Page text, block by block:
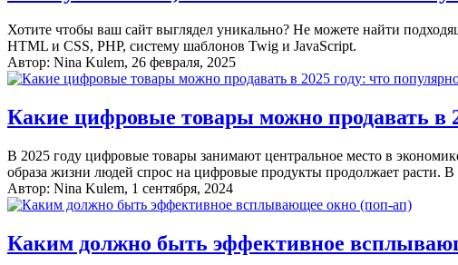
Хотите чтобы ваш сайт выглядел уникально? Не можете найти
HTML и CSS, PHP, систему шаблонов Twig и JavaScript.
Автор: Nina Kulem, 26 февраля, 2025
Какие цифровые товары можно продавать в
В 2025 году цифровые товары занимают центральное место в
образа жизни людей спрос на цифровые продукты продолжает расти.
Автор: Nina Kulem, 1 сентября, 2024
Каким должно быть эффективное